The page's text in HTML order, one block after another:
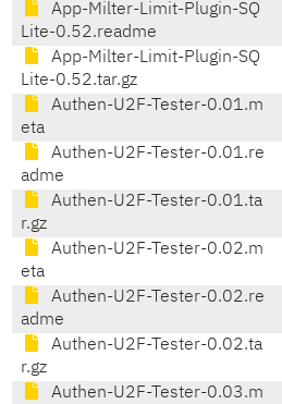
App-Milter-Limit-Plugin-SQ
Lite-0.52.readme
App-Milter-Limit-Plugin-SQ
Lite-0.52.tar.gz
Authen-U2F-Tester-0.01.m
eta
Authen-U2F-Tester-0.01.re
adme
Authen-U2F-Tester-0.01.ta
r.gz
Authen-U2F-Tester-0.02.m
eta
Authen-U2F-Tester-0.02.re
adme
Authen-U2F-Tester-0.02.ta
r.gz
Authen-U2F-Tester-0.03.m